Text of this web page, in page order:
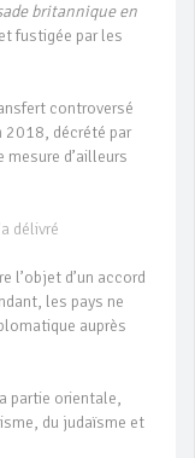
britannique en
fustigée par les
controversé
2018, décrété par
mesure d’ailleurs
délivré
l’objet d’un accord
les pays ne
auprès
partie orientale,
du judaïsme et